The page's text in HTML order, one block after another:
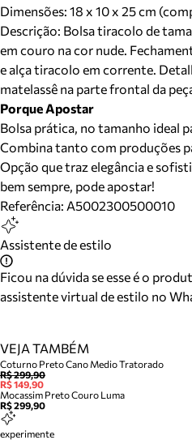
Dimensões: 18 x 10 x 25 cm
Descrição: Bolsa tiracolo de
em couro na cor nude.
e alça tiracolo em corrente.
matelassê na parte frontal da
Porque Apostar
Bolsa prática, no tamanho ideal
Combina tanto com produções
Opção que traz elegância e
bem sempre, pode apostar!
Referência: A5002300500010
Assistente de estilo
Ficou na dúvida se esse é o
assistente virtual de estilo no
VEJA TAMBÉM
Coturno Preto Cano Medio Tratorado
R$ 299,90
R$ 149,90
Mocassim Preto Couro Luma
R$ 299,90
experimente